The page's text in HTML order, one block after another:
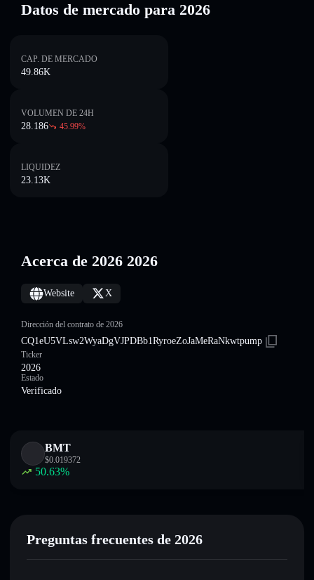
Datos de mercado para 2026
CAP. DE MERCADO
49.86K
VOLUMEN DE 24H
28.186 45.99%
LIQUIDEZ
23.13K
Acerca de 2026 2026
Website X
Dirección del contrato de 2026
CQ1eU5VLsw2WyaDgVJPDBb1RyroeZoJaMeRaNkwtpump
Ticker
2026
Estado
Verificado
BMT
$0.019372
50.63%
Preguntas frecuentes de 2026